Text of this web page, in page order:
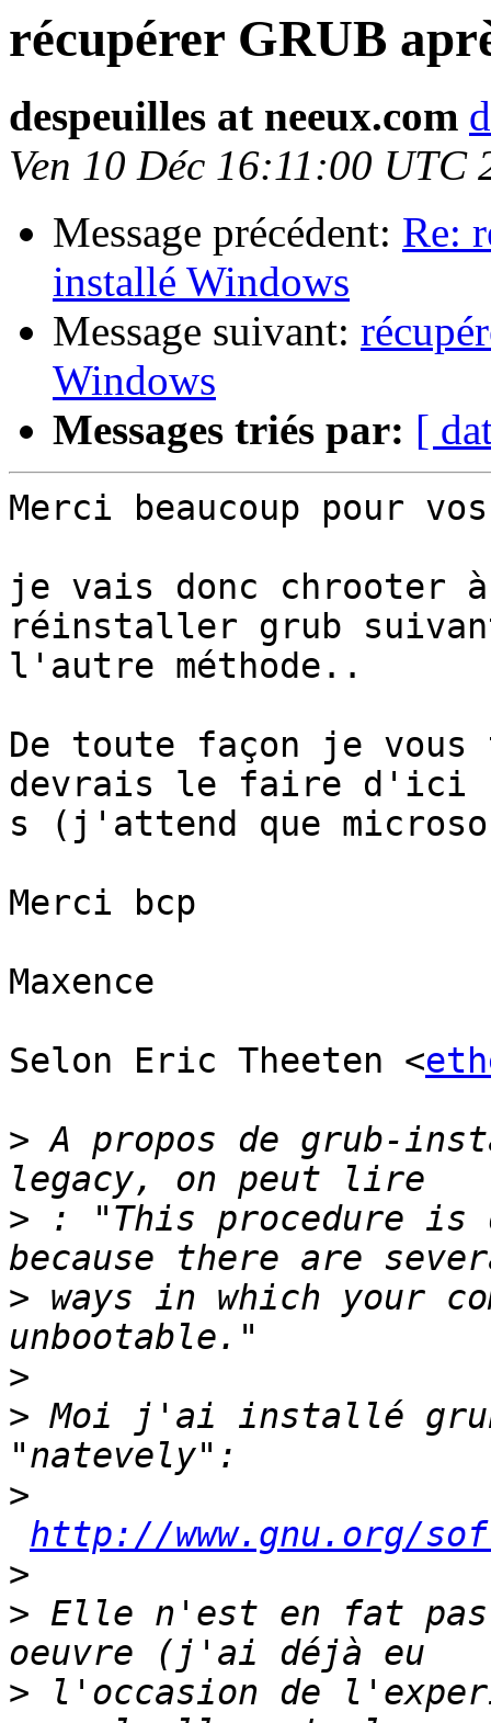
récupérer GRUB
despeuilles at neeux.com
Ven 10 Déc 16:11:00 UTC
Message précédent: Re:
installé Windows
Message suivant:
Windows
Messages triés par: [
Merci beaucoup pour
je vais donc chrooter
réinstaller grub
l'autre méthode..
De toute façon je
devrais le faire d'ici 1
s (j'attend que
Merci bcp
Maxence
Selon Eric Theeten <
> A propos de grub-
> : "This procedure
> ways in which your
>
> Moi j'ai installé
>
http://www.gnu.org/
>
> Elle n'est en fat pas
> l'occasion de